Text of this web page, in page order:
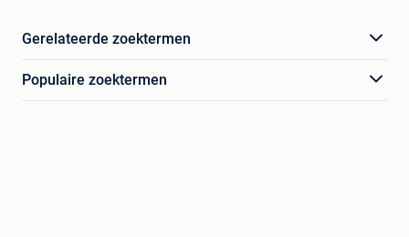
Gerelateerde zoektermen
Populaire zoektermen